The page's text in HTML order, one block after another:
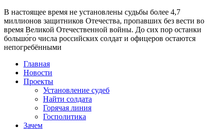
В настоящее время не установлены судьбы более 4,7
миллионов защитников Отечества, пропавших без вести во
время Великой Отечественной войны. До сих пор останки
большо́го числа российских солдат и офицеров остаются
непогребёнными
Главная
Новости
Проекты
Установление судеб
Найти солдата
Горячая линия
Госполитика
Зачем